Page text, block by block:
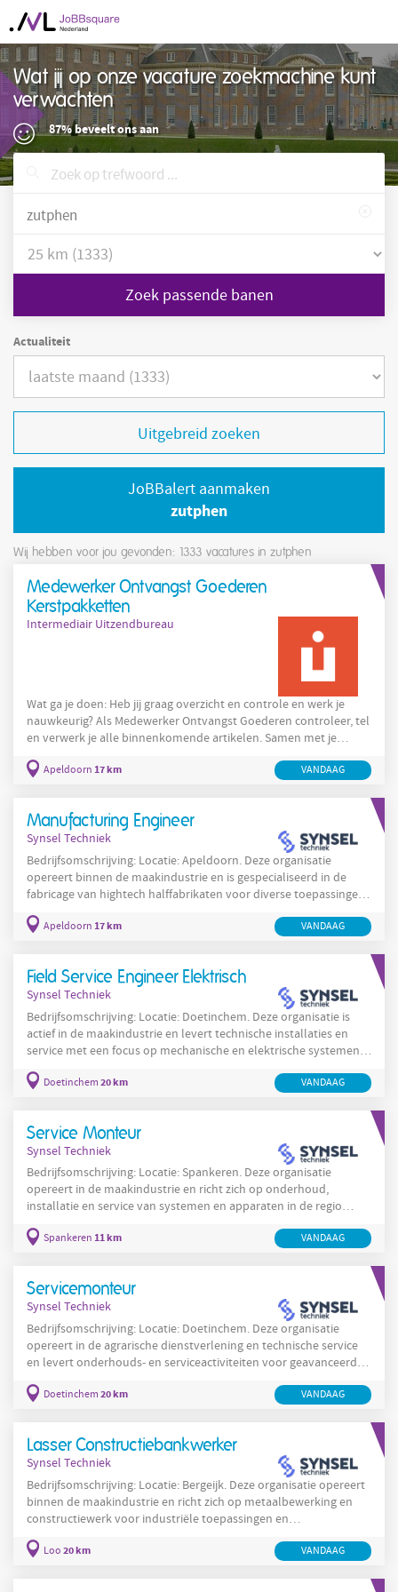
Wat jij op onze vacature zoekmachine kunt
verwachten
87% beveelt ons aan
Zoek passende banen
Actualiteit
Uitgebreid zoeken
JoBBalert aanmaken
zutphen
Wij hebben voor jou gevonden: 1333 vacatures in zutphen
Medewerker Ontvangst Goederen
Kerstpakketten
Intermediair Uitzendbureau
Wat ga je doen: Heb jij graag overzicht en controle en werk je
nauwkeurig? Als Medewerker Ontvangst Goederen controleer, tel
en verwerk je alle binnenkomende artikelen. Samen met je
tijd verstuurd kunnen worden. Als Medewerker Ontvangst
voor akkoord. Vervolgens controleer je samen met je
Apeldoorn 17 km VANDAAG
Manufacturing Engineer
Synsel Techniek
Bedrijfsomschrijving: Locatie: Apeldoorn. Deze organisatie
opereert binnen de maakindustrie en is gespecialiseerd in de
fabricage van hightech halffabrikaten voor diverse toepassingen.
De organisatie richt zich op het continu verbeteren van
productieprocessen en het waarborgen van een hoog
sterke focus op voorspelbaarheid en veiligheid in de
Apeldoorn 17 km VANDAAG
Field Service Engineer Elektrisch
Synsel Techniek
Bedrijfsomschrijving: Locatie: Doetinchem. Deze organisatie is
actief in de maakindustrie en levert technische installaties en
service met een focus op mechanische en elektrische systemen.
klanten op locatie in binnen- en soms buitenland. Vanuit
werkzaamheden omvatten installatie, service
Doetinchem 20 km VANDAAG
Service Monteur
Synsel Techniek
Bedrijfsomschrijving: Locatie: Spankeren. Deze organisatie
opereert in de maakindustrie en richt zich op onderhoud,
installatie en service van systemen en apparaten in de regio
support aan klanten in en rond Spankeren en voert
bestaan uit preventief onderhoud, het oplossen van storingen,
het
Spankeren 11 km VANDAAG
Servicemonteur
Synsel Techniek
Bedrijfsomschrijving: Locatie: Doetinchem. Deze organisatie
opereert in de agrarische dienstverlening en technische service
en levert onderhouds- en serviceactiviteiten voor geavanceerde
oplossingen voor klanten in de agrarische sector en technische
preventief onderhoud, storingsanalyse,
Doetinchem 20 km VANDAAG
Lasser Constructiebankwerker
Synsel Techniek
Bedrijfsomschrijving: Locatie: Bergeijk. Deze organisatie opereert
binnen de maakindustrie en richt zich op metaalbewerking en
constructiewerk voor industriële toepassingen en
assemblageprocessen. De organisatie produceert en assembleert
nauwkeurige onderdelen en componenten en hanteert
Loo 20 km VANDAAG